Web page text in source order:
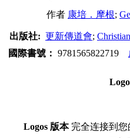
作者 康培．摩根;
出版社: 更新傳道會;
國際書號： 9781565822719
Logos 版本完全连接到您